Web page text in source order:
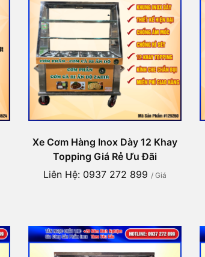
Xe Cơm Hàng Inox Dày 12 Khay
Topping Giá Rẻ Ưu Đãi
Liên Hệ: 0937 272 899 / Giá